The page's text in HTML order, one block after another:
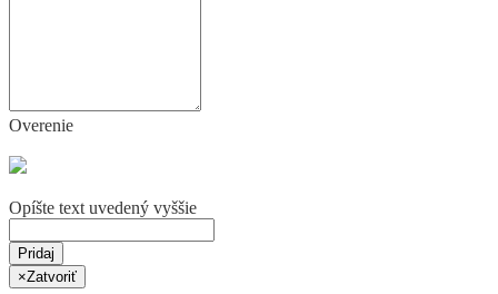
Overenie
Opíšte text uvedený vyššie
Pridaj
×Zatvoriť